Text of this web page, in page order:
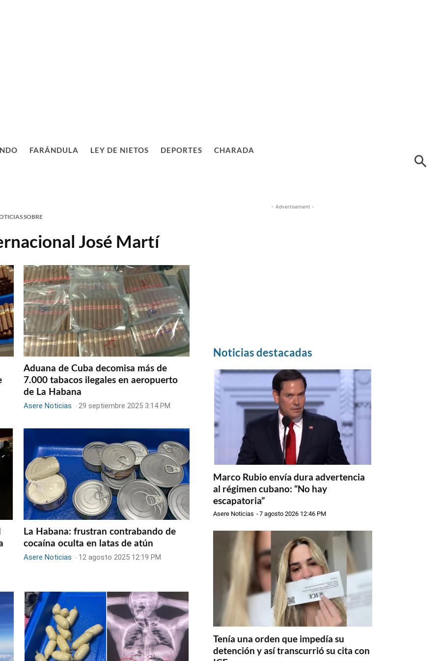
FARÁNDULA LEY DE NIETOS DEPORTES CHARADA
SOBRE
José Martí
Aduana de Cuba decomisa más de
7.000 tabacos ilegales en aeropuerto
de La Habana
Asere Noticias -29 septiembre 2025 3:14 PM
La Habana: frustran contrabando de
cocaína oculta en latas de atún
Asere Noticias - 12 agosto 2025 12:19 PM
- Advertisement -
Noticias destacadas
Marco Rubio envía dura advertencia
al régimen cubano: “No hay
escapatoria”
Asere Noticias -7 agosto 2026 12:46 PM
Tenía una orden que impedía su
detención y así transcurrió su cita con